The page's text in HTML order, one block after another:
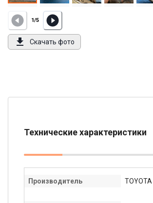
1/5
Скачать фото
Технические характеристики
Производитель TOYOTA